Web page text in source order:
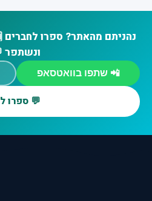
נהניתם מהאתר? ספרו לחברים
ונשתפר
📲 שתפו בוואטסאפ
💬 ספרו